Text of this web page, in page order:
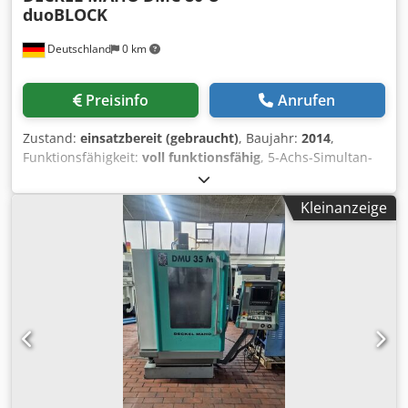
Deutschland 0 km
duoBLOCK
Preisinfo Anrufen
Zustand: einsatzbereit (gebraucht), Baujahr: 2014,
Funktionsfähigkeit: voll funktionsfähig, 5-Achs-Simultan-
Bearbeitungszentrum - Universal Fabrikat: DECKEL MAHO /
Typ: DMC 80U duoBLOCK / Baujahr: 2014 Betriebsstunden
(KW 31/2026): - Einschaltstunden: 26.642 h -
Spindelstunden: 14.604 h Die Maschine kann nach
Terminabsprache unter Strom besichtigt werden.
TECHNISCHE SPEZIFIKATIONEN / AUSSTATTUNG: - 800 mm
x 1.050 mm x 850 mm - Hauptantrieb: Motorspindel 12.000
U/min - Werkzeugaufnahme: SK 50 - Universalfräskopf mit
gesteuerter B-Achse - Werkzeugmagazin: 123 Plätze - 3D-
Steuerung Heidenhain TNC 640 - NC-Rundtisch mit
Palettenträger - 2 Paletten d 800 mm x 630 mm -
Drehpalettenwechsler - Spannhydraulik 2/4 für
Kleinanzeige